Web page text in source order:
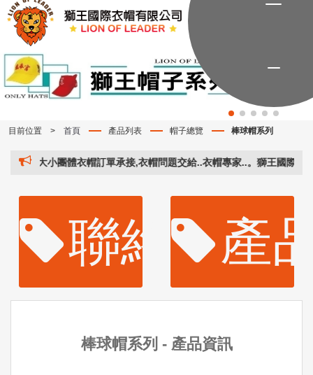
目前位置 > 首頁 產品列表 帽子總覽 棒球帽系列
團體衣帽訂單承接,衣帽問題交給..衣帽專家..。獅王國際衣帽有限公
聯絡資訊
產
棒球帽系列 - 產品資訊